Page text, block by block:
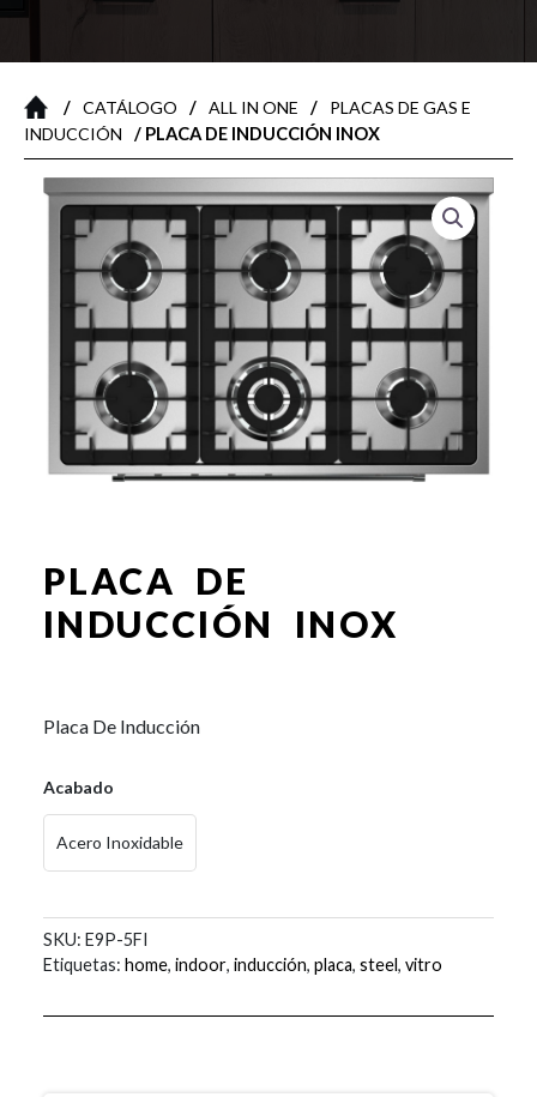
/ CATÁLOGO / ALL IN ONE /
PLACAS DE GAS E
INDUCCIÓN
/ PLACA DE INDUCCIÓN INOX
PLACA DE
INDUCCIÓN INOX
Placa De Inducción
Acabado
Acero Inoxidable
SKU: E9P-5FI
Etiquetas: home, indoor, inducción, placa, steel, vitro